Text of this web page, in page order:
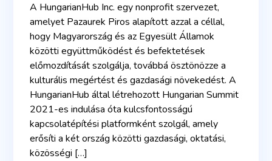
A HungarianHub Inc. egy nonprofit szervezet,
amelyet Pazaurek Piros alapított azzal a céllal,
hogy Magyarország és az Egyesült Államok
közötti együttműködést és befektetések
előmozdítását szolgálja, továbbá ösztönözze a
kulturális megértést és gazdasági növekedést. A
HungarianHub által létrehozott Hungarian Summit
2021-es indulása óta kulcsfontosságú
kapcsolatépítési platformként szolgál, amely
erősíti a két ország közötti gazdasági, oktatási,
közösségi […]